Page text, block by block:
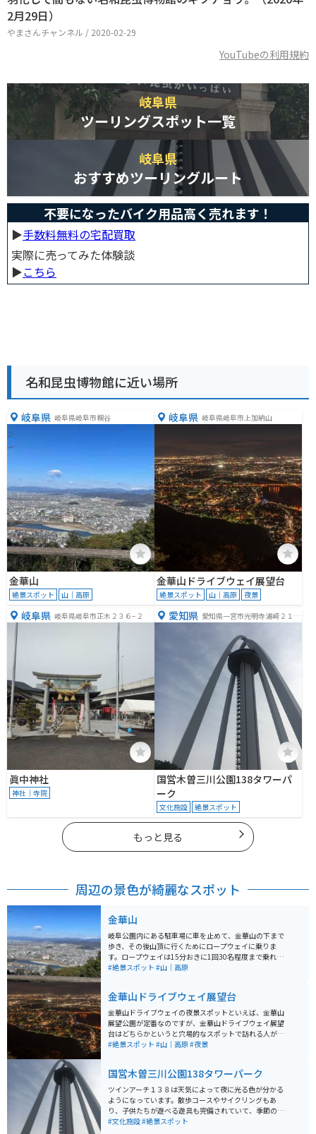
2月29日）
やまさんチャンネル / 2020-02-29
YouTubeの利用規約
岐阜県
ツーリングスポット一覧
岐阜県
おすすめツーリングルート
不要になったバイク用品高く売れます！
▶︎手数料無料の宅配買取
実際に売ってみた体験談
▶︎こちら
名和昆虫博物館に近い場所
岐阜県 岐阜県岐阜市槻谷
金華山
絶景スポット 山｜高原
岐阜県 岐阜県岐阜市上加納山
金華山ドライブウェイ展望台
絶景スポット 山｜高原 夜景
岐阜県 岐阜県岐阜市正木２３６−２
眞中神社
神社｜寺院
愛知県 愛知県一宮市光明寺浦崎２１
国営木曽三川公園138タワーパ
ーク
文化施設 絶景スポット
もっと見る
周辺の景色が綺麗なスポット
金華山
岐阜公園内にある駐車場に車を止めて、金華山の下まで
歩き、その後山頂に行くためにロープウェイに乗りま
す。ロープウェイは15分おきに1回30名程度まで乗れる
ので待ち時間も少ないです。 山頂までバイクや車では行
長良川の自然美、岐阜市の街並みが一望できます。
#絶景スポット #山｜高原
金華山ドライブウェイ展望台
金華山ドライブウェイの夜景スポットといえば、金華山
展望公園が定番なのですが、金華山ドライブウェイ展望
台はどちらかというと穴場的なスポットで訪れる人が少
なめなのが特徴的です。展望台は山の斜面に飛び出すよ
#絶景スポット #山｜高原#夜景
国営木曽三川公園138タワーパーク
ツインアーチ１３８は天気によって夜に光る色が分かる
ようになっています。散歩コースやサイクリングもあ
り、子供たちが遊べる遊具も完備されていて、季節の花
も楽しむ事ができます。タワーは一宮市にちなみ、138
#文化施設#絶景スポット